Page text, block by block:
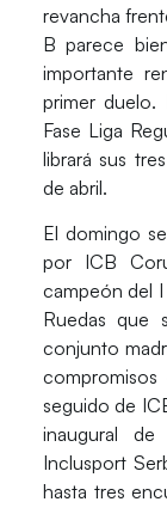
revancha
B parece
importante
primer duelo.
Fase Liga
librará sus
de abril.
El domingo
por ICB
campeón del
Ruedas que
conjunto
compromisos
seguido de
inaugural
Inclusport
hasta tres